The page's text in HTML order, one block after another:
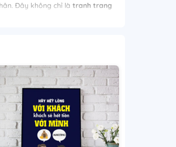
Đây không chỉ là tranh trang
truyền cảm hứng phát triển lâu
được tư vấn chi tiết về kích thước,